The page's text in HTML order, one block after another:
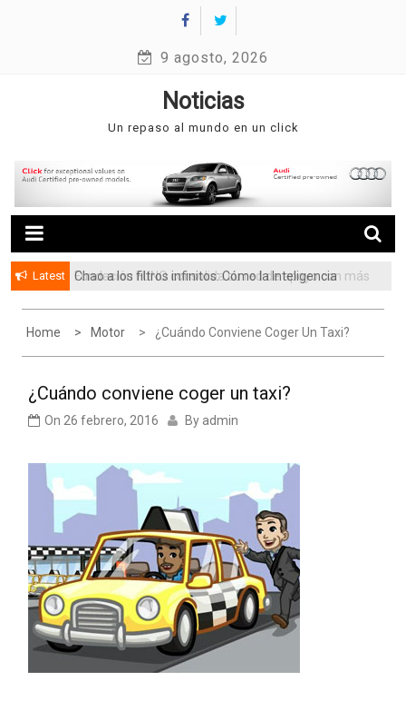
9 agosto, 2026
Noticias
Un repaso al mundo en un click
Latest
Chao a los filtros infinitos: Cómo la Inteligencia
Fundación FUNO consolida su red de apoyo con más
Home Motor ¿Cuándo Conviene Coger Un Taxi?
¿Cuándo conviene coger un taxi?
On 26 febrero, 2016 By admin